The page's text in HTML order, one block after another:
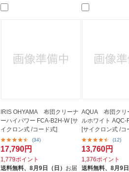
IRIS OHYAMA 布団クリーナ
ーハイパワー FCA-B2H-W [サ
イクロン式 /コード式]
(34)
17,790円
1,779ポイント
送料無料、8月9日（日） お届
AQUA 布団クリ
ルホワイト AQC-
[サイクロン式 /コ
(12)
13,760円
1,376ポイント
送料無料、 8月9日